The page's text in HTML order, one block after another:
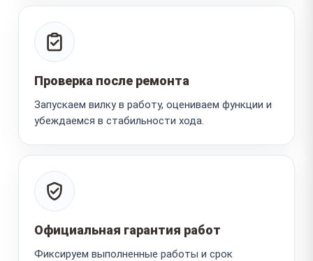
Проверка после ремонта
Запускаем вилку в работу, оцениваем функции и
убеждаемся в стабильности хода.
Официальная гарантия работ
Фиксируем выполненные работы и срок